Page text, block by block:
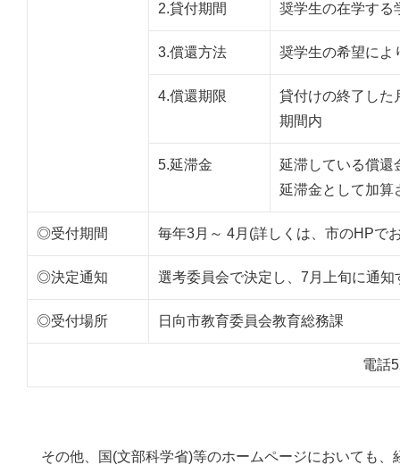
2.貸付期間 奨学生の在学する
3.償還方法 奨学生の希望によ
4.償還期限
貸付けの終了した
期間内
5.延滞金
延滞している償還
延滞金として加算
◎受付期間 毎年3月～ 4月(詳しくは、市のHPで
◎決定通知 選考委員会で決定し、7月上旬に通知
◎受付場所 日向市教育委員会教育総務課
電話
その他、 国(文部科学省)等のホームページにおいても